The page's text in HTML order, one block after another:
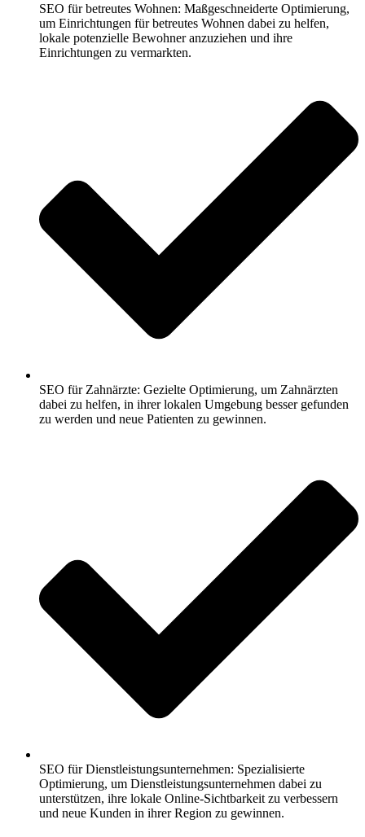
SEO für betreutes Wohnen: Maßgeschneiderte Optimierung,
um Einrichtungen für betreutes Wohnen dabei zu helfen,
lokale potenzielle Bewohner anzuziehen und ihre
Einrichtungen zu vermarkten.
SEO für Zahnärzte: Gezielte Optimierung, um Zahnärzten
dabei zu helfen, in ihrer lokalen Umgebung besser gefunden
zu werden und neue Patienten zu gewinnen.
SEO für Dienstleistungsunternehmen: Spezialisierte
Optimierung, um Dienstleistungsunternehmen dabei zu
unterstützen, ihre lokale Online-Sichtbarkeit zu verbessern
und neue Kunden in ihrer Region zu gewinnen.